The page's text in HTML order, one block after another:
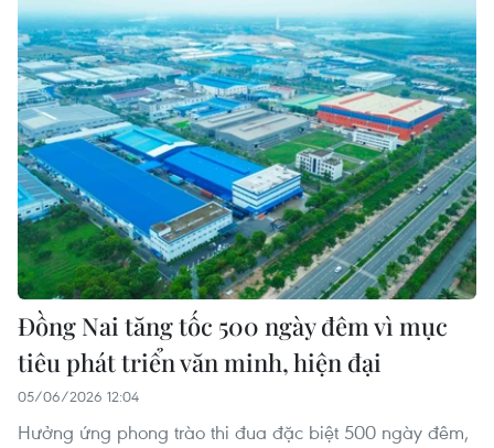
Đồng Nai tăng tốc 500 ngày đêm vì mục
tiêu phát triển văn minh, hiện đại
05/06/2026 12:04
Hưởng ứng phong trào thi đua đặc biệt 500 ngày đêm,